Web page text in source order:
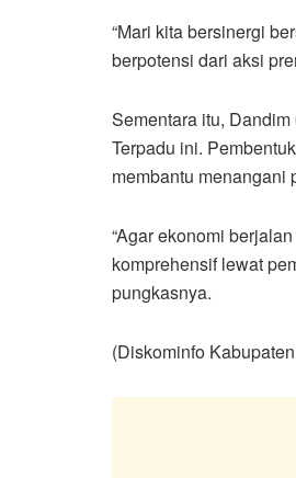
“Mari kita bersinergi
berpotensi dari aksi
Sementara itu,
Terpadu ini.
membantu menangani
“Agar ekonomi
komprehensif lewat
pungkasnya.
(Diskominfo